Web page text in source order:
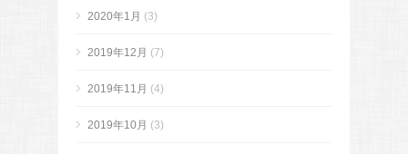
2020年1月 (3)
2019年12月 (7)
2019年11月 (4)
2019年10月 (3)